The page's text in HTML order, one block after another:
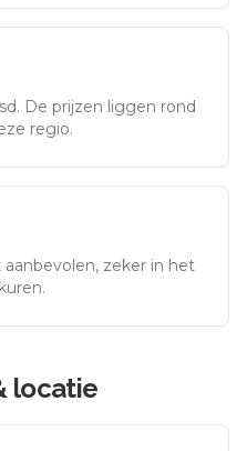
. De prijzen liggen rond
regio.
zeker in het
locatie